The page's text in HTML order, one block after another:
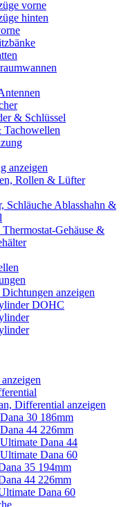
vorne
hinten
& Schlüssel
Tachowellen
anzeigen
Rollen & Lüfter
Schläuche Ablasshahn &
Thermostat-Gehäuse &
anzeigen
DOHC
Differential anzeigen
30 186mm
44 226mm
Dana 44
Dana 60
35 194mm
44 226mm
Dana 60